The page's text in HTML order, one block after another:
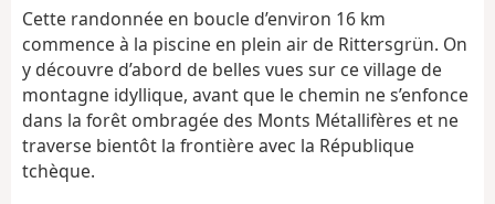
o
Cette randonnée en boucle d’environ 16 km
commence à la piscine en plein air de Rittersgrün. On
y découvre d’abord de belles vues sur ce village de
montagne idyllique, avant que le chemin ne s’enfonce
dans la forêt ombragée des Monts Métallifères et ne
traverse bientôt la frontière avec la République
tchèque.